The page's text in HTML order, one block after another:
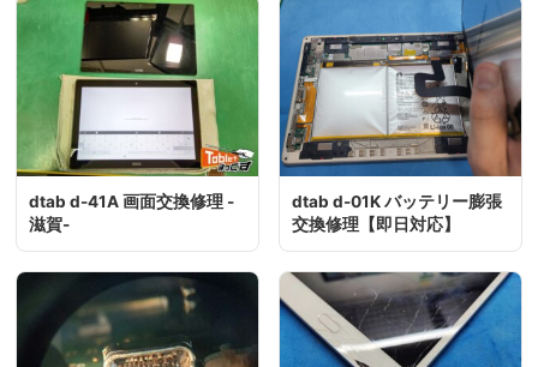
dtab d-41A 画面交換修理 -
滋賀-
dtab d-01K バッテリー膨張
交換修理【即日対応】